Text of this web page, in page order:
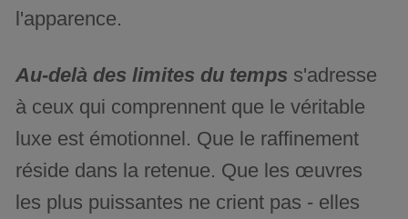
l'apparence.
Au-delà des limites du temps s'adresse
à ceux qui comprennent que le véritable
luxe est émotionnel. Que le raffinement
réside dans la retenue. Que les œuvres
les plus puissantes ne crient pas - elles